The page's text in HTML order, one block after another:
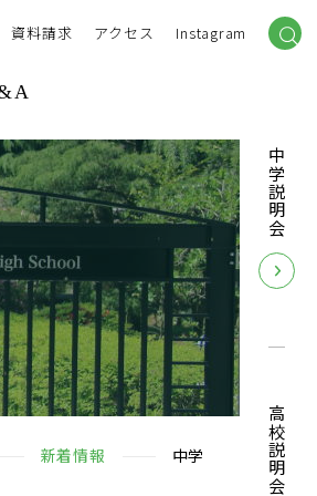
資料請求 アクセス Instagram
新着情報 中学
中学説明会
高校説明会